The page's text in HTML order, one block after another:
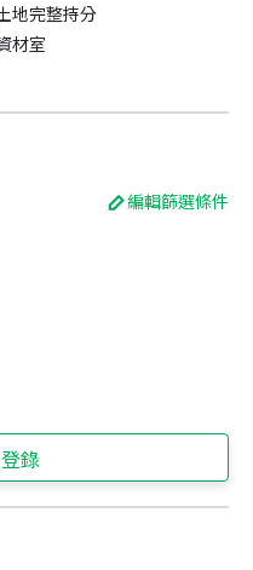
地完整持分
材室
編輯篩選條件
錄